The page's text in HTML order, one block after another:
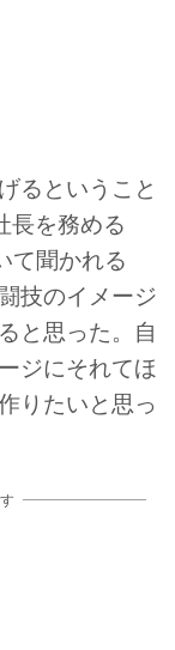
るということ
長を務める
て聞かれる
技のイメージ
と思った。自
ジにそれてほ
りたいと思っ